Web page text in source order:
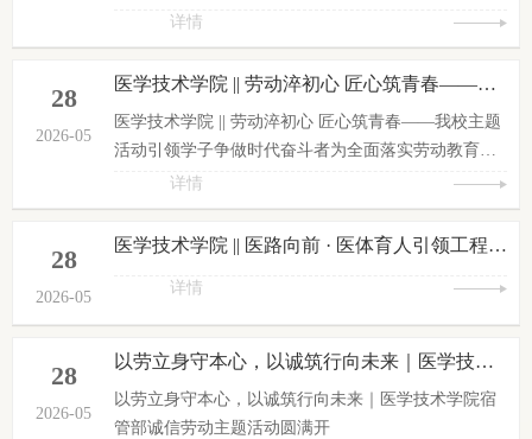
服务（第十二周）为关爱老年群体身体健康，普及老
年健康知识，切实解决老年人就医咨询、基础体检不
便等问题，近日，我院组织医护志愿者开展面向老年
测、健康信息登记为主要服务内容，把贴心的健康服
务送到老年群众身边。义诊现场氛围热烈而有序，前
来参与的老年人络绎不绝。志愿...
详情
28
2026-05
医学技术学院 || 劳动淬初心 匠心筑青春——我校主题活动引领学子争做时代奋斗者
医学技术学院 || 劳动淬初心 匠心筑青春——我校主题
活动引领学子争做时代奋斗者为全面落实劳动教育要
求，培育学生正确劳动观，传承精益求精的工匠精
神，近日，我校开展“劳动淬初心，匠心筑青春”主题
系列活动，全体师生积极参与，在劳动实践中感悟初
实践、工匠榜样宣讲、手工技能创作、志愿服务等多
项内容。教室里，同学们认真清扫整理，营造整洁学
习环境；劳动实践基地里，大...
详情
28
2026-05
医学技术学院 || 医路向前 · 医体育人引领工程||“医伴青春”志愿者 走进玉皇庙镇中心幼儿园开展篮球教研培训 赋能五育并举新实践
详情
28
2026-05
以劳立身守本心，以诚筑行向未来｜医学技术学院宿管部诚信劳动主题活动圆满开展
以劳立身守本心，以诚筑行向未来｜医学技术学院宿
管部诚信劳动主题活动圆满开